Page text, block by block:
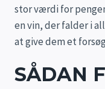
stor værdi for
en vin, der falder i
at give dem et
SÅDAN